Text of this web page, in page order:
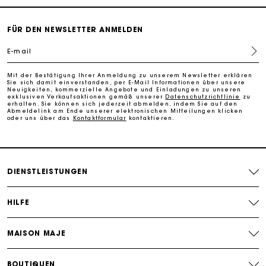
Die Maje-Geschenkkarte: Die beste Möglichkeit, das
perfekte Geschenk zu machen
FÜR DEN NEWSLETTER ANMELDEN
E-mail
Mit der Bestätigung Ihrer Anmeldung zu unserem Newsletter erklären
Sie sich damit einverstanden, per E-Mail Informationen über unsere
Neuigkeiten, kommerzielle Angebote und Einladungen zu unseren
exklusiven Verkaufsaktionen gemäß unserer Datenschutzrichtlinie
zu
erhalten. Sie können sich jederzeit abmelden, indem Sie auf den
Abmeldelink am Ende unserer elektronischen Mitteilungen klicken
oder uns über das
Kontaktformular kontaktieren.
DIENSTLEISTUNGEN
HILFE
MAISON MAJE
BOUTIQUEN